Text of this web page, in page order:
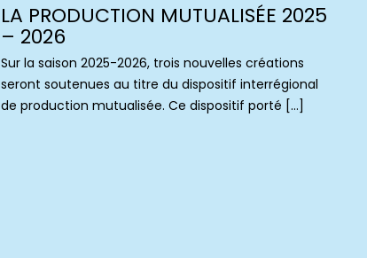
LA PRODUCTION MUTUALISÉE 2025
– 2026
Sur la saison 2025-2026, trois nouvelles créations
seront soutenues au titre du dispositif interrégional
de production mutualisée. Ce dispositif porté […]